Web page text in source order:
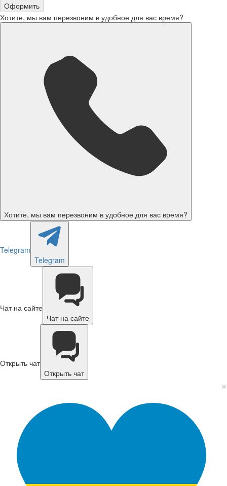
Оформить
Хотите, мы вам перезвоним в удобное для вас время?
Хотите, мы вам перезвоним в удобное для вас время?
Telegram
Telegram
Чат на сайте
Чат на сайте
Открыть чат
Открыть чат
×